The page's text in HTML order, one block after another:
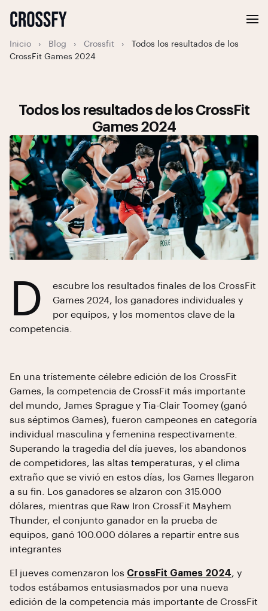
Inicio › Blog › Crossfit ›
Todos los resultados de los
CrossFit Games 2024
Todos los resultados de los CrossFit
Games 2024
D
escubre los resultados finales de los CrossFit
Games 2024, los ganadores individuales y
por equipos, y los momentos clave de la
competencia.
En una trístemente célebre edición de los CrossFit
Games, la competencia de CrossFit más importante
del mundo, James Sprague y Tia-Clair Toomey (ganó
sus séptimos Games), fueron campeones en categoría
individual masculina y femenina respectivamente.
Superando la tragedia del día jueves, los abandonos
de competidores, las altas temperaturas, y el clima
extraño que se vivió en estos días, los Games llegaron
a su fin. Los ganadores se alzaron con 315.000
dólares, mientras que Raw Iron CrossFit Mayhem
Thunder, el conjunto ganador en la prueba de
equipos, ganó 100.000 dólares a repartir entre sus
integrantes
El jueves comenzaron los CrossFit Games 2024, y
todos estábamos entusiasmados por una nueva
edición de la competencia más importante de CrossFit